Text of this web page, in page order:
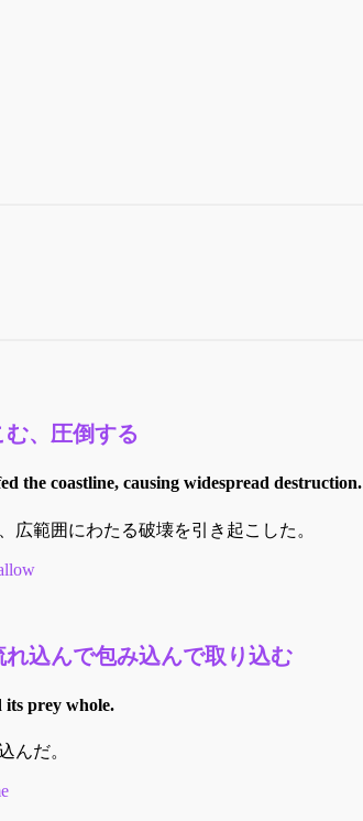
、圧倒する
the coastline, causing widespread destruction.
広範囲にわたる破壊を引き起こした。
れ込んで包み込んで取り込む
its prey whole.
んだ。